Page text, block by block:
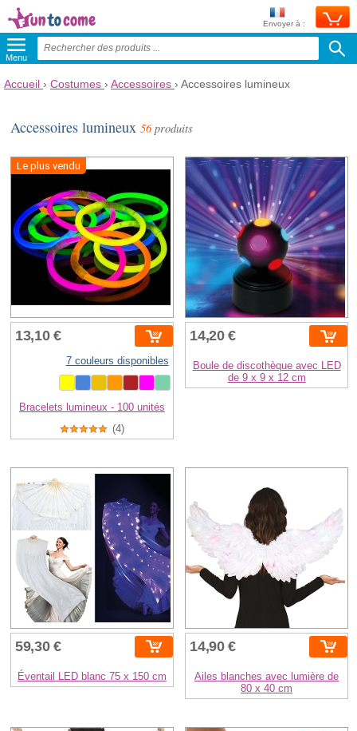
Envoyer à :
Menu
Accueil › Costumes › Accessoires › Accessoires lumineux
Accessoires lumineux56produits
Le plus vendu
13,10 €
7 couleurs disponibles
Bracelets lumineux - 100 unités
(4)
14,20 €
Boule de discothèque avec LED
de 9 x 9 x 12 cm
59,30 €
Éventail LED blanc 75 x 150 cm
14,90 €
Ailes blanches avec lumière de
80 x 40 cm